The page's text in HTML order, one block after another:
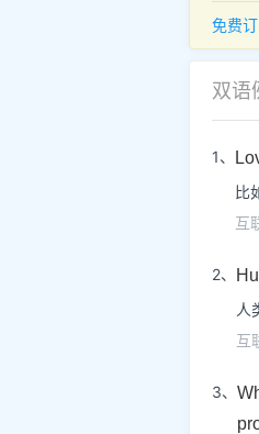
免费
双语
1、
比
互
2、
人
互
3、